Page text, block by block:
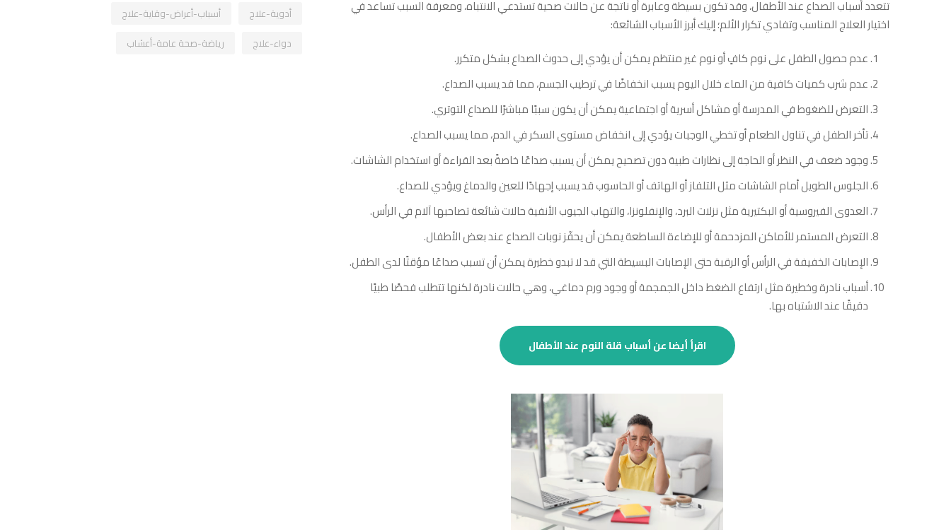
تتعدد أسباب الصداع عند الأطفال، وقد تكون بسيطة وعابرة أو ناتجة عن حالات صحية تستدعي الانتباه، ومعرفة السبب تساعد في
اختيار العلاج المناسب وتفادي تكرار الألم؛ إليك أبرز الأسباب الشائعة:
عدم حصول الطفل على نوم كافٍ أو نوم غير منتظم يمكن أن يؤدي إلى حدوث الصداع بشكل متكرر.
عدم شرب كميات كافية من الماء خلال اليوم يسبب انخفاضًا في ترطيب الجسم، مما قد يسبب الصداع.
التعرض للضغوط في المدرسة أو مشاكل أسرية أو اجتماعية يمكن أن يكون سببًا مباشرًا للصداع التوتري.
تأخر الطفل في تناول الطعام أو تخطي الوجبات يؤدي إلى انخفاض مستوى السكر في الدم، مما يسبب الصداع.
وجود ضعف في النظر أو الحاجة إلى نظارات طبية دون تصحيح يمكن أن يسبب صداعًا خاصةً بعد القراءة أو استخدام الشاشات.
الجلوس الطويل أمام الشاشات مثل التلفاز أو الهاتف أو الحاسوب قد يسبب إجهادًا للعين والدماغ ويؤدي للصداع.
العدوى الفيروسية أو البكتيرية مثل نزلات البرد، والإنفلونزا، والتهاب الجيوب الأنفية حالات شائعة تصاحبها آلام في الرأس.
التعرض المستمر للأماكن المزدحمة أو للإضاءة الساطعة يمكن أن يحفّز نوبات الصداع عند بعض الأطفال.
الإصابات الخفيفة في الرأس أو الرقبة حتى الإصابات البسيطة التي قد لا تبدو خطيرة يمكن أن تسبب صداعًا مؤقتًا لدى الطفل.
أسباب نادرة وخطيرة مثل ارتفاع الضغط داخل الجمجمة أو وجود ورم دماغي، وهي حالات نادرة لكنها تتطلب فحصًا طبيًا
دقيقًا عند الاشتباه بها.
اقرأ أيضا عن أسباب قلة النوم عند الأطفال
أدوية-علاج
أسباب-أعراض-وقاية-علاج
دواء-علاج
رياضة-صحة عامة-أعشاب